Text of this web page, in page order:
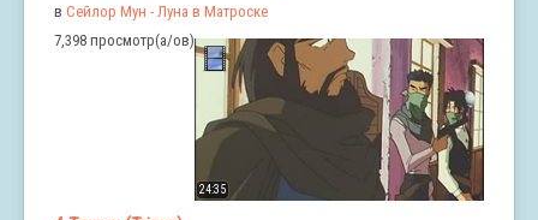
в Сейлор Мун - Луна в Матроске
7,398 просмотр(а/ов)
24:35